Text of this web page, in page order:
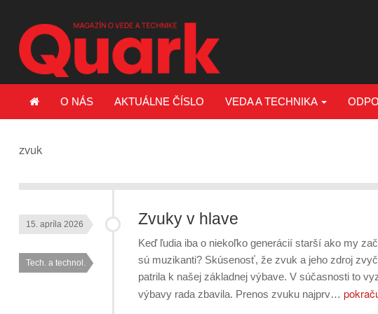
O NÁS AKTUÁLNE ČÍSLO VEDA A TECHNIKA
zvuk
Zvuky v hlave
15. apríla 2026
Tech. a technol.
Keď ľudia iba o niekoľko generácií starší ako my
sú muzikanti? Skúsenosť, že zvuk a jeho zdroj
patrila k našej základnej výbave. V súčasnosti to
výbavy rada zbavila. Prenos zvuku najprv…